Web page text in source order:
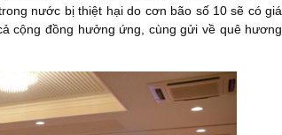
nước bị thiệt hại do cơn bão số 10 sẽ có giá
cộng đồng hưởng ứng, cùng gửi về quê hương